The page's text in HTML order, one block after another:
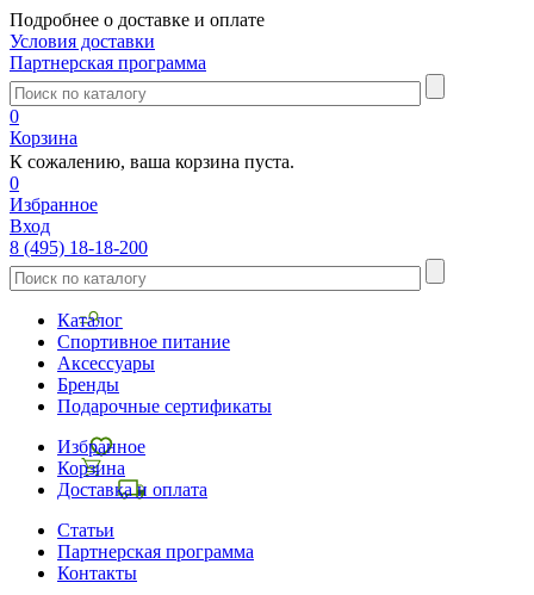
Подробнее о доставке и оплате
Условия доставки
Партнерская программа
0
Корзина
К сожалению, ваша корзина пуста.
0
Избранное
Вход
8 (495) 18-18-200
Каталог
Спортивное питание
Аксессуары
Бренды
Подарочные сертификаты
Избранное
Корзина
Доставка и оплата
Статьи
Партнерская программа
Контакты